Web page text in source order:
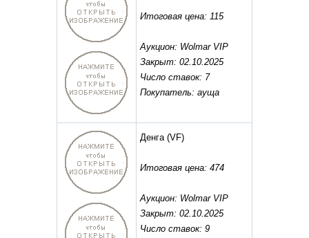
Итоговая цена: 115
Аукцион: Wolmar VIP
Закрыт: 02.10.2025
Число ставок: 7
Покупатель: ауща
Денга(VF)
Итоговая цена: 474
Аукцион: Wolmar VIP
Закрыт: 02.10.2025
Число ставок: 9